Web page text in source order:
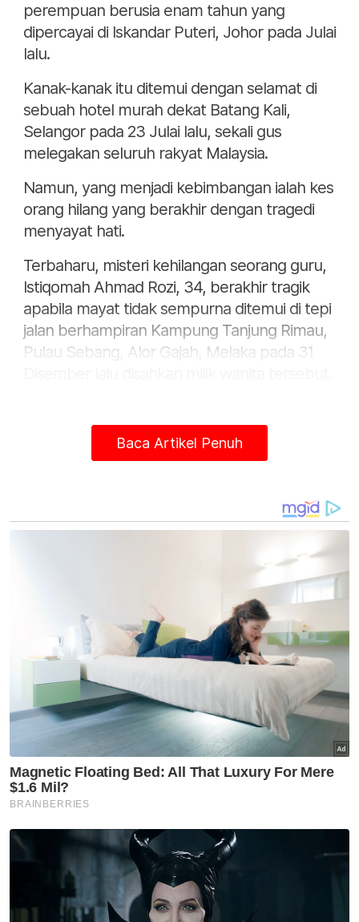
perempuan berusia enam tahun yang
dipercayai di Iskandar Puteri, Johor pada Julai
lalu.
Kanak-kanak itu ditemui dengan selamat di
sebuah hotel murah dekat Batang Kali,
Selangor pada 23 Julai lalu, sekali gus
melegakan seluruh rakyat Malaysia.
Namun, yang menjadi kebimbangan ialah kes
orang hilang yang berakhir dengan tragedi
menyayat hati.
Terbaharu, misteri kehilangan seorang guru,
Istiqomah Ahmad Rozi, 34, berakhir tragik
apabila mayat tidak sempurna ditemui di tepi
jalan berhampiran Kampung Tanjung Rimau,
Pulau Sebang, Alor Gajah, Melaka pada 31
deoksiribonukleik (DNA) yang dijalankan.
Sebelum itu, kehilangan seorang jurutera,
lalu turut berakhir dengan tragik apabila
mangsa ditemukan meninggal dunia dalam
Sentosa, Johor Bahru pada 5 Jun lalu.
Selain itu, kehilangan seorang ibu tunggal,
Mila Sharmila Samsusah atau lebih dikenali
sebagai Bella, 32, sejak 14 Disember lalu
yang berakhir tragik susulan penemuan
rangka manusia tidak sempurna di Kampung
Batu 7, Tongkang Pecah, Batu Pahat. Ujian
DNA dilakukan didapati sepadan dengan
keluarga mangsa.
Artikel Berkaitan:
Orang ramai perlu telus, jujur buat laporan orang
hilang
Kes kehilangan menjadi-jadi, Ustaz Jafri kongsi doa
keselamatan keluar rumah
Baca Artikel Penuh